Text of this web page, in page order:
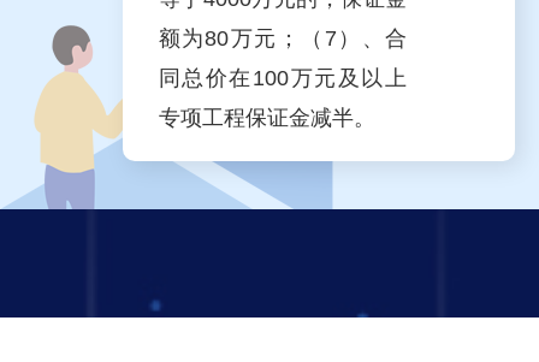
额为80万元；（7）、合
同总价在100万元及以上
专项工程保证金减半。